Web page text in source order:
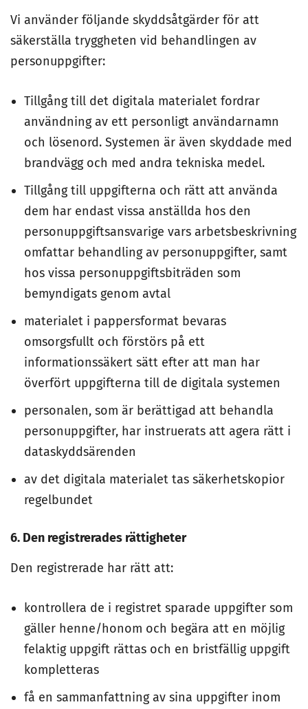
Vi använder följande skyddsåtgärder för att
säkerställa tryggheten vid behandlingen av
personuppgifter:
Tillgång till det digitala materialet fordrar
användning av ett personligt användarnamn
och lösenord. Systemen är även skyddade med
brandvägg och med andra tekniska medel.
Tillgång till uppgifterna och rätt att använda
dem har endast vissa anställda hos den
personuppgiftsansvarige vars arbetsbeskrivning
omfattar behandling av personuppgifter, samt
hos vissa personuppgiftsbiträden som
bemyndigats genom avtal
materialet i pappersformat bevaras
omsorgsfullt och förstörs på ett
informationssäkert sätt efter att man har
överfört uppgifterna till de digitala systemen
personalen, som är berättigad att behandla
personuppgifter, har instruerats att agera rätt i
dataskyddsärenden
av det digitala materialet tas säkerhetskopior
regelbundet
6. Den registrerades rättigheter
Den registrerade har rätt att:
kontrollera de i registret sparade uppgifter som
gäller henne/honom och begära att en möjlig
felaktig uppgift rättas och en bristfällig uppgift
kompletteras
få en sammanfattning av sina uppgifter inom